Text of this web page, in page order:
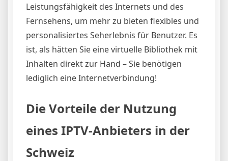
Leistungsfähigkeit des Internets und des
Fernsehens, um mehr zu bieten flexibles und
personalisiertes Seherlebnis für Benutzer. Es
ist, als hätten Sie eine virtuelle Bibliothek mit
Inhalten direkt zur Hand – Sie benötigen
lediglich eine Internetverbindung!
Die Vorteile der Nutzung
eines IPTV-Anbieters in der
Schweiz